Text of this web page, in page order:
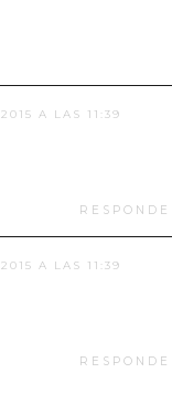
A LAS 11:39
A LAS 11:39